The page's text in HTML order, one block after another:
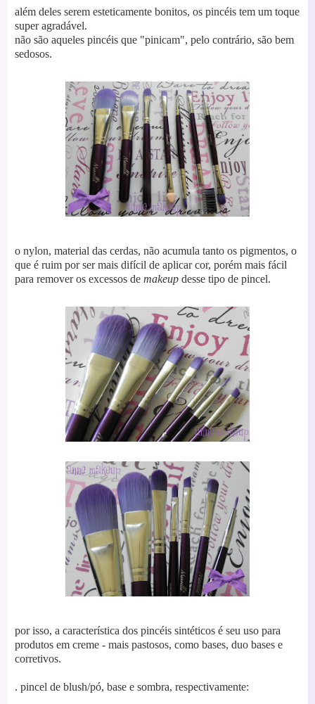
além deles serem esteticamente bonitos, os pincéis tem um toque
super agradável.
não são aqueles pincéis que "pinicam", pelo contrário, são bem
sedosos.
o nylon, material das cerdas, não acumula tanto os pigmentos, o
que é ruim por ser mais difícil de aplicar cor, porém mais fácil
para remover os excessos de makeup desse tipo de pincel.
por isso, a característica dos pincéis sintéticos é seu uso para
produtos em creme - mais pastosos, como bases, duo bases e
corretivos.
. pincel de blush/pó, base e sombra, respectivamente: